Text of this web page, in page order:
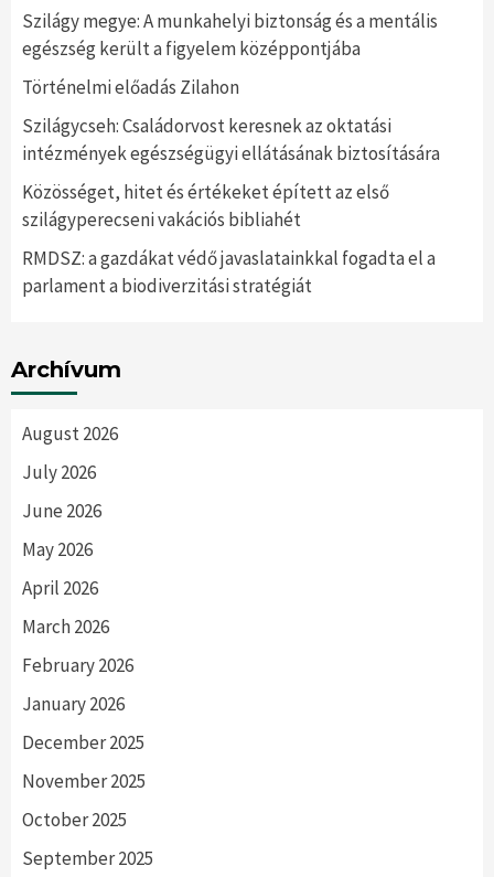
Szilágy megye: A munkahelyi biztonság és a mentális
egészség került a figyelem középpontjába
Történelmi előadás Zilahon
Szilágycseh: Családorvost keresnek az oktatási
intézmények egészségügyi ellátásának biztosítására
Közösséget, hitet és értékeket épített az első
szilágyperecseni vakációs bibliahét
RMDSZ: a gazdákat védő javaslatainkkal fogadta el a
parlament a biodiverzitási stratégiát
Archívum
August 2026
July 2026
June 2026
May 2026
April 2026
March 2026
February 2026
January 2026
December 2025
November 2025
October 2025
September 2025